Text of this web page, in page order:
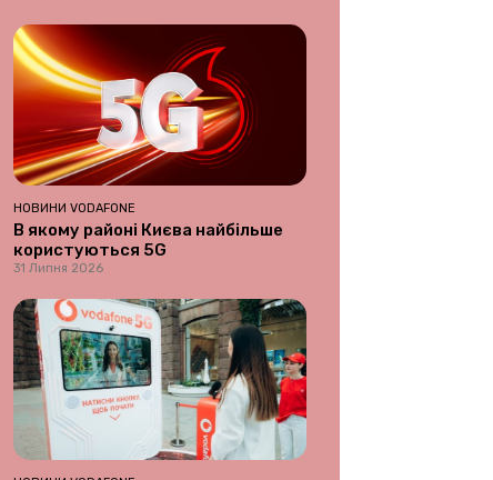
НОВИНИ VODAFONE
В якому районі Києва найбільше
користуються 5G
31 Липня 2026